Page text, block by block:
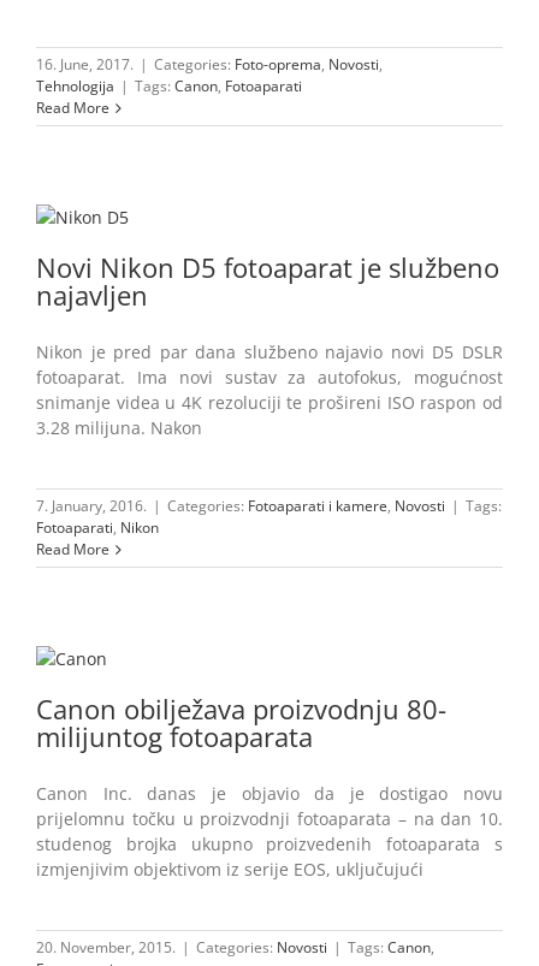
16. June, 2017. | Categories: Foto-oprema, Novosti,
Tehnologija | Tags: Canon, Fotoaparati
Read More
Novi Nikon D5 fotoaparat je službeno
najavljen
Nikon je pred par dana službeno najavio novi D5 DSLR
fotoaparat. Ima novi sustav za autofokus, mogućnost
snimanje videa u 4K rezoluciji te prošireni ISO raspon od
3.28 milijuna. Nakon
7. January, 2016. | Categories: Fotoaparati i kamere, Novosti | Tags:
Fotoaparati, Nikon
Read More
Canon obilježava proizvodnju 80-
milijuntog fotoaparata
Canon Inc. danas je objavio da je dostigao novu
prijelomnu točku u proizvodnji fotoaparata – na dan 10.
studenog brojka ukupno proizvedenih fotoaparata s
izmjenjivim objektivom iz serije EOS, uključujući
20. November, 2015. | Categories: Novosti | Tags: Canon,